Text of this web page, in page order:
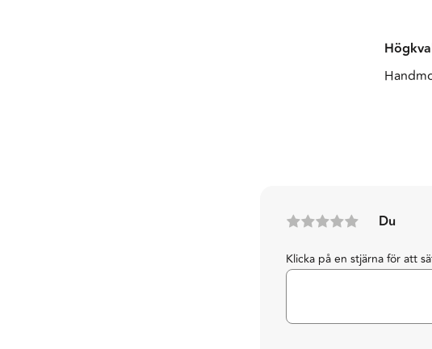
Du
Klicka på en stjärna för att